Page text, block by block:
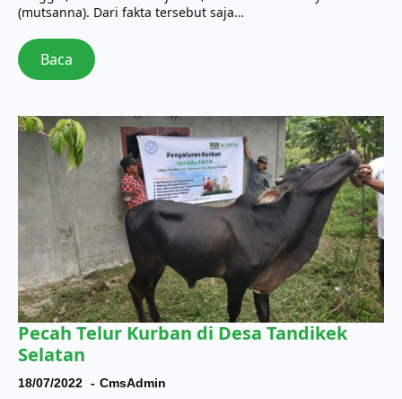
(mutsanna). Dari fakta tersebut saja…
Baca
Pecah Telur Kurban di Desa Tandikek
Selatan
18/07/2022 CmsAdmin